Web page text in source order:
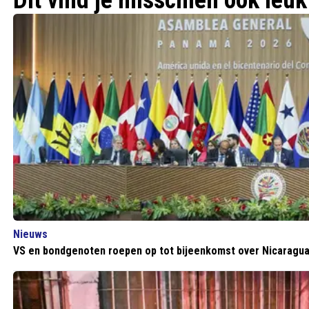
Nieuws
VS en bondgenoten roepen op tot bijeenkomst over Nicaragua